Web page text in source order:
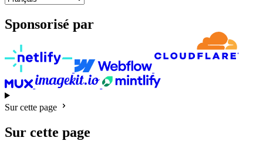
Sponsorisé par
Sur cette page
Sur cette page